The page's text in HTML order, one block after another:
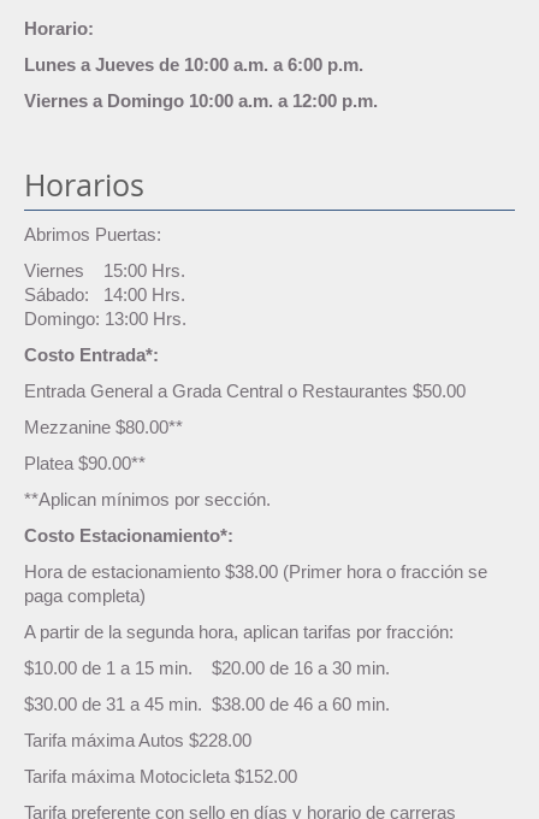
Horario:
Lunes a Jueves de 10:00 a.m. a 6:00 p.m.
Viernes a Domingo 10:00 a.m. a 12:00 p.m.
Horarios
Abrimos Puertas:
Viernes 15:00 Hrs.
Sábado: 14:00 Hrs.
Domingo: 13:00 Hrs.
Costo Entrada*:
Entrada General a Grada Central o Restaurantes $50.00
Mezzanine $80.00**
Platea $90.00**
**Aplican mínimos por sección.
Costo Estacionamiento*:
Hora de estacionamiento $38.00 (Primer hora o fracción se
paga completa)
A partir de la segunda hora, aplican tarifas por fracción:
$10.00 de 1 a 15 min. $20.00 de 16 a 30 min.
$30.00 de 31 a 45 min. $38.00 de 46 a 60 min.
Tarifa máxima Autos $228.00
Tarifa máxima Motocicleta $152.00
Tarifa preferente con sello en días y horario de carreras